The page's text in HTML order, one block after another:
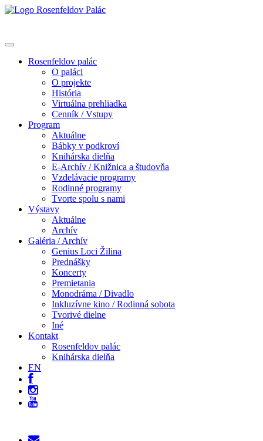
Rosenfeldov palác
O paláci
O projekte
História
Virtuálna prehliadka
Cenník / Vstupy
Program
Aktuálne
Bábky v podkroví
Knihárska dielňa
E-Archív / Knižnica a študovňa
Vzdelávacie programy
Rodinné programy
Tvorte spolu s nami
Výstavy
Aktuálne
Archív
Galéria / Archív
Genius Loci Žilina
Prednášky
Koncerty
Premietania
Monodráma / Divadlo
Inkluzívne kino / Rodinná sobota
Tvorivé dielne
Iné
Kontakt
Rosenfeldov palác
Knihárska dielňa
EN